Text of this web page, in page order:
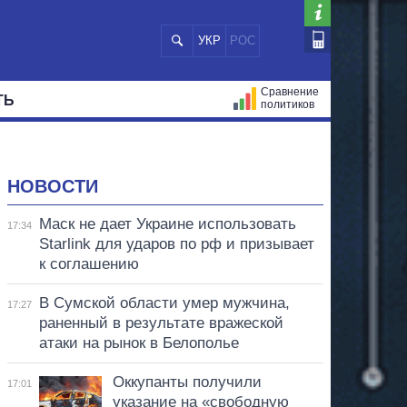
УКР РОС
Сравнение
политиков
НОВОСТИ
17:34
Маск не дает Украине использовать
Starlink для ударов по рф и призывает
к соглашению
17:27
В Сумской области умер мужчина,
раненный в результате вражеской
атаки на рынок в Белополье
17:01
Оккупанты получили
указание на «свободную